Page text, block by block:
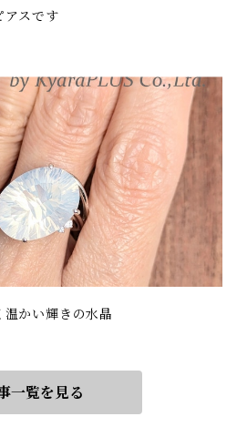
アスです
かい輝きの水晶
一覧を見る